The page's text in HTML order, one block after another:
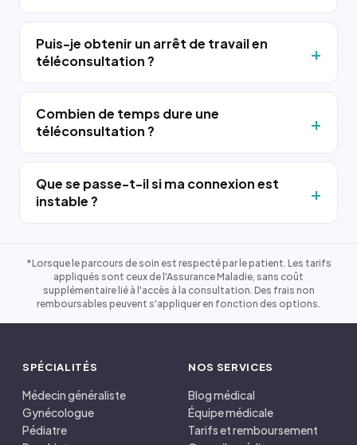
Puis-je obtenir un arrêt de travail en
téléconsultation ?
Combien de temps dure une
téléconsultation ?
Que se passe-t-il si ma connexion est
instable ?
*Lorsque le parcours de soin est respecté par le patient. Les tarifs
appliqués sont ceux de l'Assurance Maladie, sans coût
supplémentaire lié à l'accès à la consultation. Des frais non
remboursables peuvent s'appliquer en fonction des options.
SPÉCIALITÉS
Médecin généraliste
Gynécologue
Pédiatre
NOS SERVICES
Blog médical
Équipe médicale
Tarifs et remboursement